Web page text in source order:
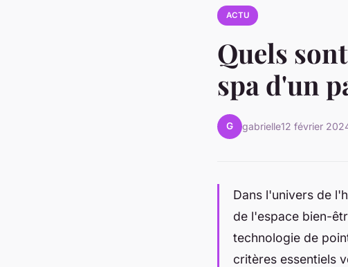
ACTU
Quels
spa d'un
G gabrielle12 février
Dans l'univers de
de l'espace bien-
technologie de
critères essentiels